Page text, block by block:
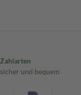
Zahlarten
sicher und bequem